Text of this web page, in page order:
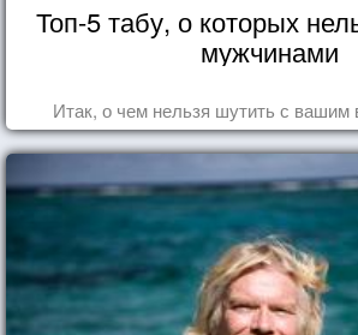
Топ-5 табу, о которых
мужчинами
Итак, о чем нельзя шутить с